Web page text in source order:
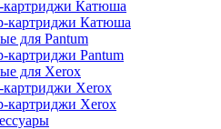
картриджи Катюша
картриджи Катюша
для Pantum
картриджи Pantum
для Xerox
Xerox
картриджи Xerox